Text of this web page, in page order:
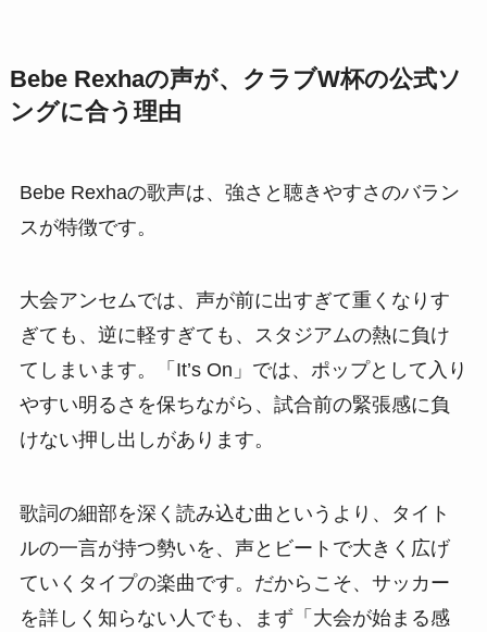
Bebe Rexhaの声が、クラブW杯の公式ソ
ングに合う理由
Bebe Rexhaの歌声は、強さと聴きやすさのバラン
スが特徴です。
大会アンセムでは、声が前に出すぎて重くなりす
ぎても、逆に軽すぎても、スタジアムの熱に負け
てしまいます。「It’s On」では、ポップとして入り
やすい明るさを保ちながら、試合前の緊張感に負
けない押し出しがあります。
歌詞の細部を深く読み込む曲というより、タイト
ルの一言が持つ勢いを、声とビートで大きく広げ
ていくタイプの楽曲です。だからこそ、サッカー
を詳しく知らない人でも、まず「大会が始まる感